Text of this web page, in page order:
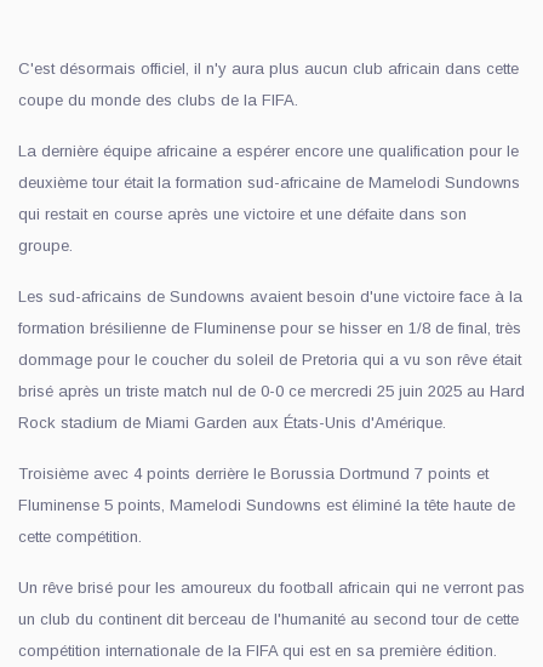
C'est désormais officiel, il n'y aura plus aucun club africain dans cette
coupe du monde des clubs de la FIFA.
La dernière équipe africaine a espérer encore une qualification pour le
deuxième tour était la formation sud-africaine de Mamelodi Sundowns
qui restait en course après une victoire et une défaite dans son
groupe.
Les sud-africains de Sundowns avaient besoin d'une victoire face à la
formation brésilienne de Fluminense pour se hisser en 1/8 de final, très
dommage pour le coucher du soleil de Pretoria qui a vu son rêve était
brisé après un triste match nul de 0-0 ce mercredi 25 juin 2025 au Hard
Rock stadium de Miami Garden aux États-Unis d'Amérique.
Troisième avec 4 points derrière le Borussia Dortmund 7 points et
Fluminense 5 points, Mamelodi Sundowns est éliminé la tête haute de
cette compétition.
Un rêve brisé pour les amoureux du football africain qui ne verront pas
un club du continent dit berceau de l'humanité au second tour de cette
compétition internationale de la FIFA qui est en sa première édition.